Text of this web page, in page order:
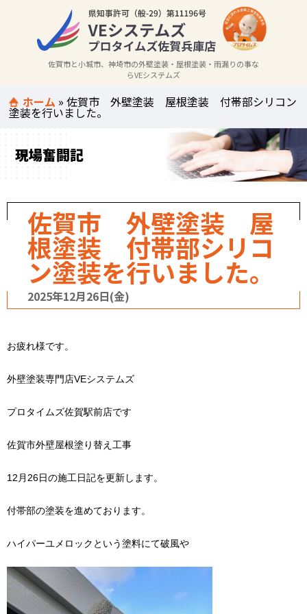
佐賀市と小城市、神埼市の外壁塗装・屋根塗装・雨漏りの事な
らVEシステムズ
ホーム »佐賀市 外壁塗装 屋根塗装 付帯部シリコン
塗装を行いました。
現場奮闘記
佐賀市 外壁塗装 屋
根塗装 付帯部シリコ
ン塗装を行いました。
2025年12月26日(金)
お疲れ様です。
外壁塗装専門店VEシステムズ
プロタイムズ佐賀駅前店です
佐賀市外壁屋根塗り替え工事
12月26日の施工日記を更新します。
付帯部の塗装を進めております。
ハイパーユメロックという塗料にて破風や